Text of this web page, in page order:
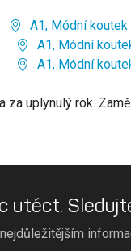
A1, Módní koutek
A1, Módní
A1, Módní
uplynulý rok.
utéct.